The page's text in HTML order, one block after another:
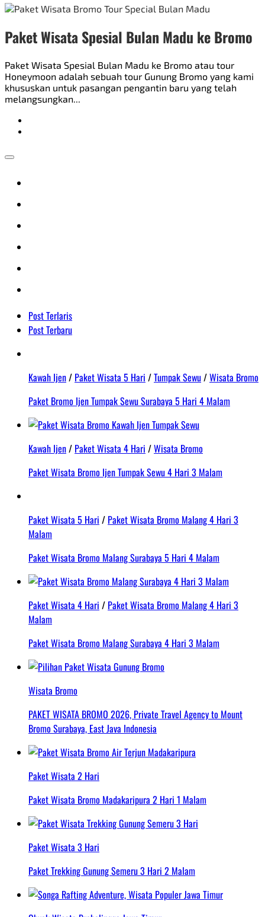
Paket Wisata Spesial Bulan Madu ke Bromo
Paket Wisata Spesial Bulan Madu ke Bromo atau tour
Honeymoon adalah sebuah tour Gunung Bromo yang kami
khususkan untuk pasangan pengantin baru yang telah
melangsungkan...
Post Terlaris
Post Terbaru
Kawah Ijen/ Paket Wisata 5 Hari /Tumpak Sewu/Wisata Bromo
Paket Bromo Ijen Tumpak Sewu Surabaya 5 Hari 4 Malam
Kawah Ijen/ Paket Wisata 4 Hari /Wisata Bromo
Paket Wisata Bromo Ijen Tumpak Sewu 4 Hari 3 Malam
Paket Wisata 5 Hari / Paket Wisata Bromo Malang 4 Hari 3
Malam
Paket Wisata Bromo Malang Surabaya 5 Hari 4 Malam
Paket Wisata 4 Hari / Paket Wisata Bromo Malang 4 Hari 3
Malam
Paket Wisata Bromo Malang Surabaya 4 Hari 3 Malam
Wisata Bromo
PAKET WISATA BROMO 2026, Private Travel Agency to Mount
Bromo Surabaya, East Java Indonesia
Paket Wisata 2 Hari
Paket Wisata Bromo Madakaripura 2 Hari 1 Malam
Paket Wisata 3 Hari
Paket Trekking Gunung Semeru 3 Hari 2 Malam